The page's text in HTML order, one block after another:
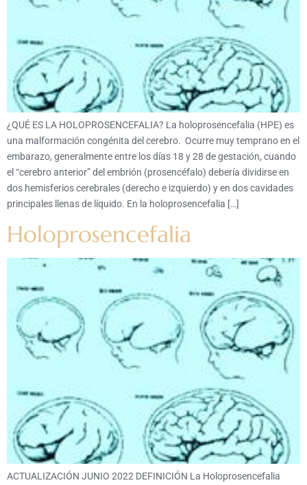
¿QUÉ ES LA HOLOPROSENCEFALIA? La holoprosencefalia (HPE) es
una malformación congénita del cerebro. Ocurre muy temprano en el
embarazo, generalmente entre los días 18 y 28 de gestación, cuando
el “cerebro anterior” del embrión (prosencéfalo) debería dividirse en
dos hemisferios cerebrales (derecho e izquierdo) y en dos cavidades
principales llenas de líquido. En la holoprosencefalia […]
Holoprosencefalia
ACTUALIZACIÓN JUNIO 2022 DEFINICIÓN La Holoprosencefalia